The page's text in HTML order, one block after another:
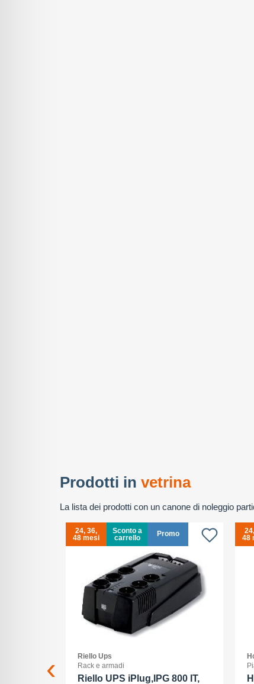
Prodotti in vetrina
La lista dei prodotti con un canone di noleggio
24, 36,
48 mesi
Sconto a
carrello
Promo
Riello Ups
Rack e armadi
Riello UPS iPlug,IPG 800 IT,
48